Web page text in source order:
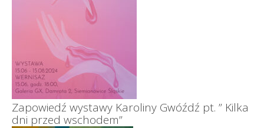
Zapowiedź wystawy Karoliny Gwóźdź pt. ” Kilka
dni przed wschodem”